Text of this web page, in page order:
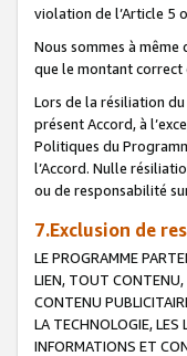
violation de l’Article 5
Nous sommes à
que le montant correct
Lors de la résiliation
présent Accord, à
Politiques du
l’Accord. Nulle
ou de responsabilité
7.Exclusion de
LE PROGRAMME
LIEN, TOUT CONTENU,
CONTENU
LA TECHNOLOGIE,
INFORMATIONS ET